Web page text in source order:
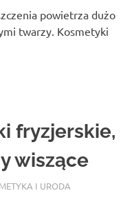
powietrza dużo
twarzy. Kosmetyki
fryzjerskie,
wiszące
I URODA